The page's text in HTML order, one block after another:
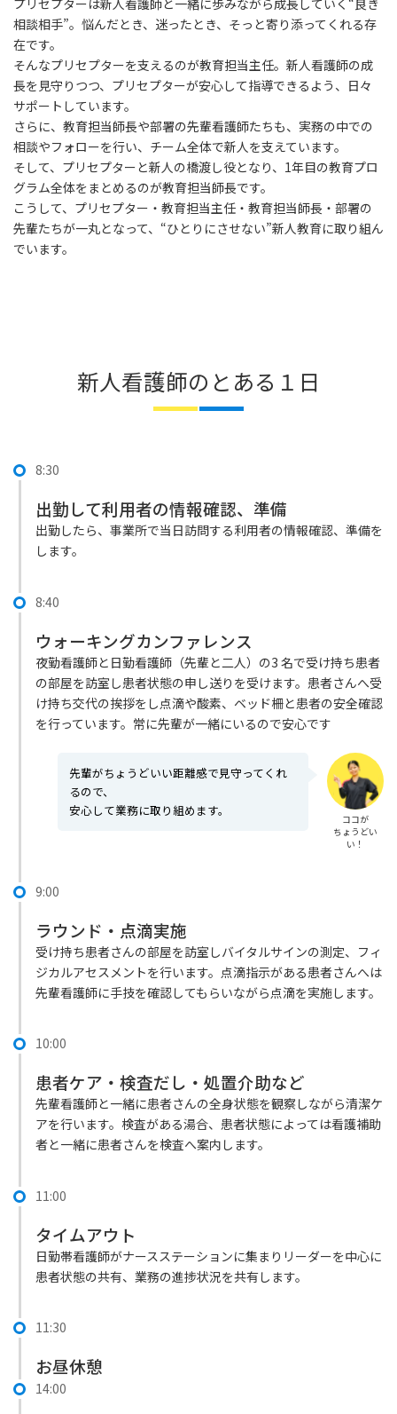
プリセプターは新人看護師と一緒に歩みながら成長していく“良き
相談相手”。悩んだとき、迷ったとき、そっと寄り添ってくれる存
在です。
そんなプリセプターを支えるのが教育担当主任。新人看護師の成
長を見守りつつ、プリセプターが安心して指導できるよう、日々
サポートしています。
さらに、教育担当師長や部署の先輩看護師たちも、実務の中での
相談やフォローを行い、チーム全体で新人を支えています。
そして、プリセプターと新人の橋渡し役となり、1年目の教育プロ
グラム全体をまとめるのが教育担当師長です。
こうして、プリセプター・教育担当主任・教育担当師長・部署の
先輩たちが一丸となって、“ひとりにさせない”新人教育に取り組ん
でいます。
新人看護師のとある１日
8:30
出勤して利用者の情報確認、準備
出勤したら、事業所で当日訪問する利用者の情報確認、準備を
します。
8:40
ウォーキングカンファレンス
夜勤看護師と日勤看護師（先輩と二人）の3 名で受け持ち患者
の部屋を訪室し患者状態の申し送りを受けます。患者さんへ受
け持ち交代の挨拶をし点滴や酸素、ベッド柵と患者の安全確認
を行っています。常に先輩が一緒にいるので安心です
ココが
ちょうどい
い！
先輩がちょうどいい距離感で見守ってくれ
るので、
安心して業務に取り組めます。
9:00
ラウンド・点滴実施
受け持ち患者さんの部屋を訪室しバイタルサインの測定、フィ
ジカルアセスメントを行います。点滴指示がある患者さんへは
先輩看護師に手技を確認してもらいながら点滴を実施します。
10:00
患者ケア・検査だし・処置介助など
先輩看護師と一緒に患者さんの全身状態を観察しながら清潔ケ
アを行います。検査がある湯合、患者状態によっては看護補助
者と一緒に患者さんを検査へ案内します。
11:00
タイムアウト
日勤帯看護師がナースステーションに集まりリーダーを中心に
患者状態の共有、業務の進捗状況を共有します。
11:30
お昼休憩
14:00